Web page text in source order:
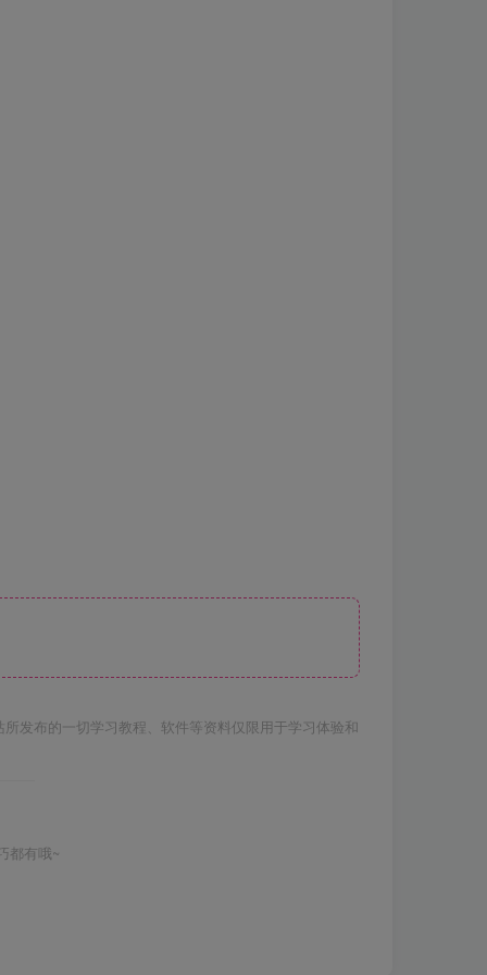
发布的一切学习教程、软件等资料仅限用于学习体验和
都有哦~